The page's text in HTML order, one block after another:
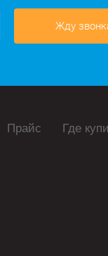
Жду
Прайс Где